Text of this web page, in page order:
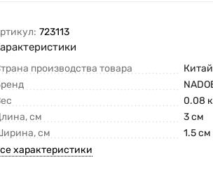
723113
производства товара
Китай
0.08
см
3 см
см
1.5 см
характеристики